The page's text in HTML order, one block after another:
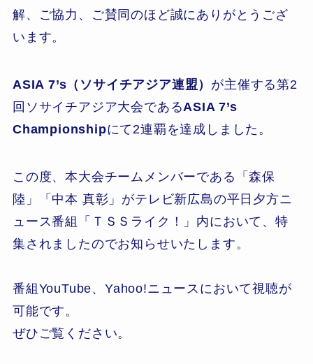
解、ご協力、ご賛同のほど誠にありがとうござ
います。
ASIA 7’s（ソサイチアジア連盟） が主催する第2
回ソサイチアジア大会であるASIA 7’s
Championshipにて2連覇を達成しました。
この度、本大会チームメンバーである「森保
陸」「中本 真彰」がテレビ新広島の平日夕方ニ
ュース番組「ＴＳＳライク！」内において、特
集されましたのでお知らせいたします。
番組YouTube、Yahoo!ニュースにおいて視聴が
可能です。
ぜひご覧ください。